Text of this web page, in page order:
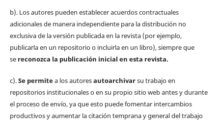
b). Los autores pueden establecer acuerdos contractuales
adicionales de manera independiente para la distribución no
exclusiva de la versión publicada en la revista (por ejemplo,
publicarla en un repositorio o incluirla en un libro), siempre que
sereconozca la publicación inicial en esta revista.
c).Se permitea los autoresautoarchivarsu trabajo en
repositorios institucionales o en su propio sitio web antes y durante
el proceso de envío, ya que esto puede fomentar intercambios
productivos y aumentar la citación temprana y general del trabajo